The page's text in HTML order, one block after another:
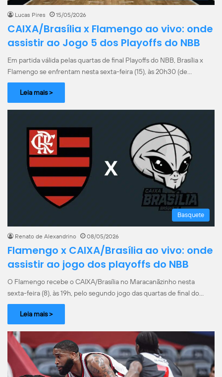
Lucas Pires 15/05/2026
CAIXA/Brasília x Flamengo ao vivo: onde
assistir ao Jogo 5 dos Playoffs do NBB
Em partida válida pelas quartas de final Playoffs do NBB, Brasília x
Flamengo se enfrentam nesta sexta-feira (15), às 20h30 (de…
Leia mais >
Basquete
Renato de Alexandrino 08/05/2026
Flamengo x CAIXA/Brasília ao vivo: onde
assistir ao jogo dos playoffs do NBB
O Flamengo recebe o CAIXA/Brasília no Maracanãzinho nesta
sexta-feira (8), às 19h, pelo segundo jogo das quartas de final do…
Leia mais >